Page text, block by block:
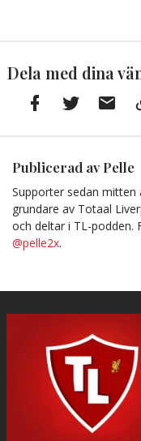
Dela med dina
Publicerad av Pelle
Supporter sedan mitten
grundare av Totaal
och deltar i TL-podden.
@pelle2x.